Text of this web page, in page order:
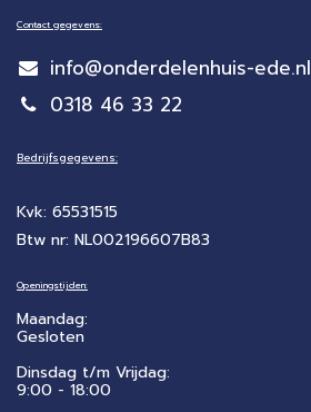
Contact gegevens:
info@onderdelenhuis-ede.nl
0318 46 33 22
Bedrijfsgegevens:
Kvk: 65531515
Btw nr: NL002196607B83
Openingstijden:
Maandag:
Gesloten
Dinsdag t/m Vrijdag:
9:00 - 18:00